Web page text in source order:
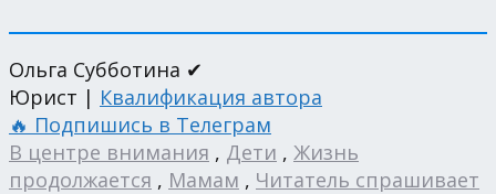
Ольга Субботина ✔
Юрист | Квалификация автора
🔥 Подпишись в Телеграм
В центре внимания , Дети , Жизнь
продолжается , Мамам , Читатель спрашивает